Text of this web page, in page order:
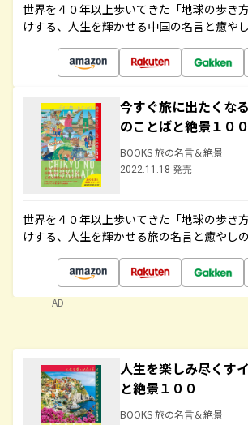
世界を４０年以上歩いてきた「地球の歩き
けする、人生を輝かせる中国の名言と癒や
今すぐ旅に出たくな
のことばと絶景１００
BOOKS 旅の名言＆絶景
2022.11.18 発売
世界を４０年以上歩いてきた「地球の歩き
けする、人生を輝かせる旅の名言と癒やし
AD
人生を楽しみ尽くす
と絶景１００
BOOKS 旅の名言＆絶景